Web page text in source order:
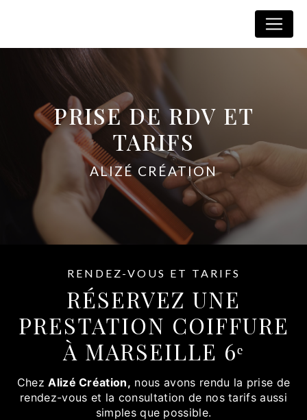
PRISE DE RDV ET
TARIFS
ALIZÉ CRÉATION
RENDEZ-VOUS ET TARIFS
RÉSERVEZ UNE
PRESTATION COIFFURE
À MARSEILLE 6ᵉ
ChezAlizé Création, nous avons rendu la prise de
rendez-vous et la consultation de nos tarifs aussi
simples que possible.